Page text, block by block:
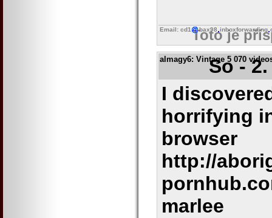
Email: cd1 bax98 inboxforwarding
Toto je
almagy6: Vintage 5 070
So -
I
horrifying
browser
http://
marlee